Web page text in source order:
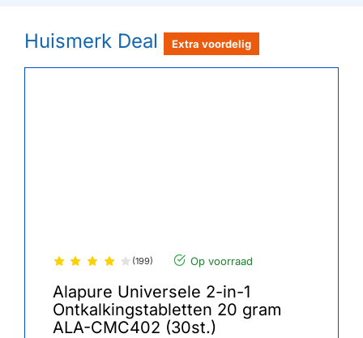
Huismerk Deal Extra voordelig
(199) Op voorraad
Alapure Universele 2-in-1
Ontkalkingstabletten 20 gram
ALA-CMC402 (30st.)